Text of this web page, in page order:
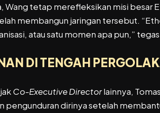
Wang tetap merefleksikan misi besar
membangun jaringan tersebut.
atau satu momen apa pun,”
DI TENGAH
Co-Executive Directorlainnya,
pengunduran dirinya setelah